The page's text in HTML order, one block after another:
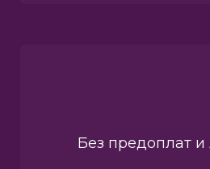
Без предоплат